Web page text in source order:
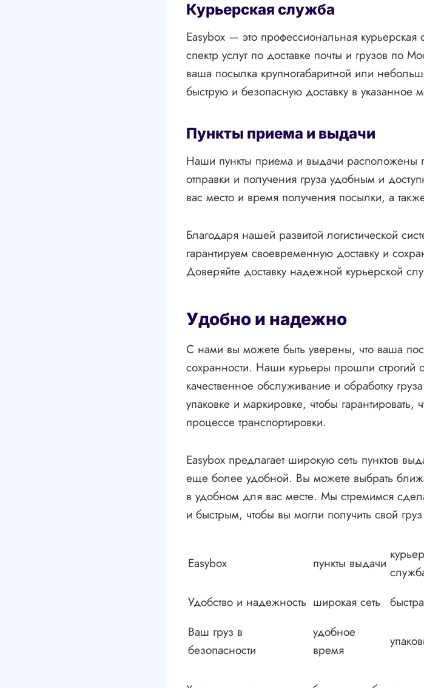
Курьерская служба
Easybox — это профессиональная
спектр услуг по доставке почты и грузов по
ваша посылка крупногабаритной или
быструю и безопасную доставку в указанное
Пункты приема и выдачи
Наши пункты приема и выдачи расположены
отправки и получения груза удобным и
вас место и время получения посылки, а
Благодаря нашей развитой логистической
гарантируем своевременную доставку и
Доверяйте доставку надежной курьерской
Удобно и надежно
С нами вы можете быть уверены, что ваша
сохранности. Наши курьеры прошли строгий
качественное обслуживание и обработку
упаковке и маркировке, чтобы
процессе транспортировки.
Easybox предлагает широкую сеть пунктов
еще более удобной. Вы можете выбрать
в удобном для вас месте. Мы стремимся
и быстрым, чтобы вы могли получить свой
Easybox пункты выдачи
Удобство и надежность широкая сеть
Ваш груз в
безопасности
удобное
время